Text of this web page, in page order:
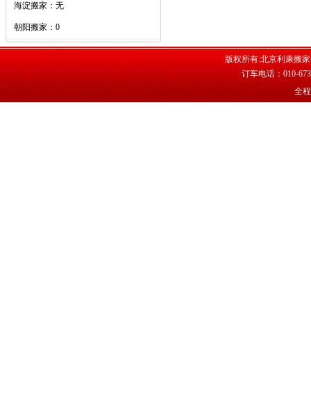
海淀搬家： 无
朝阳搬家： 0
版权所有:北京利康搬
订车电话：010-
全